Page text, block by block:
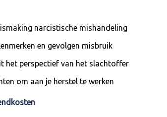
narcistische mishandeling
en gevolgen misbruik
het perspectief van het slachtoffer
om aan je herstel te werken